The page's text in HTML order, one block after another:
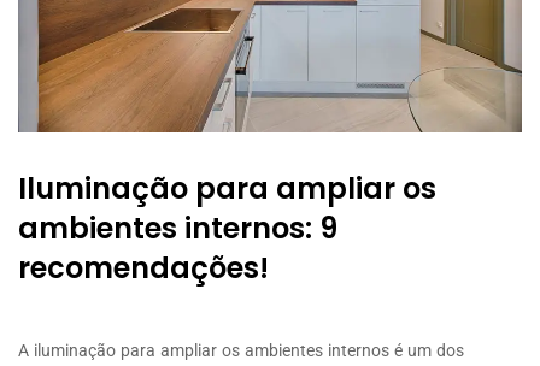
Iluminação para ampliar os
ambientes internos: 9
recomendações!
A iluminação para ampliar os ambientes internos é um dos